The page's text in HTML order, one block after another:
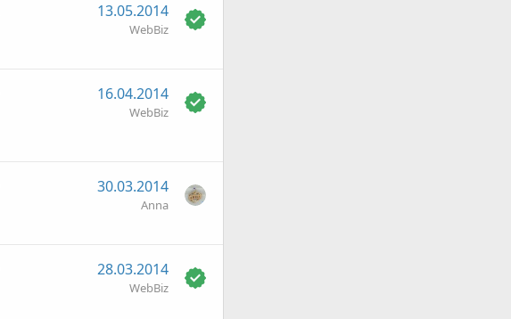
13.05.2014
WebBiz
16.04.2014
WebBiz
30.03.2014
Anna
28.03.2014
WebBiz